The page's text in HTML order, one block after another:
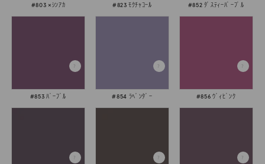
#803 ×ｼﾝｱｶ #823 ﾓｸﾁｬｺｰﾙ #852 ﾀﾞｽﾃｨｰﾊﾟｰﾌﾟﾙ
#853 ﾊﾟｰﾌﾟﾙ #854 ﾗﾍﾞﾝﾀﾞｰ #856 ｳﾞｨﾋﾟﾝｸ